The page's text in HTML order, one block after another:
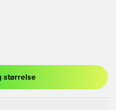
eller tilmelde dig som medlem
størrelse